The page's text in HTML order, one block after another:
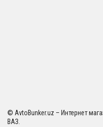
© AvtoBunker.uz – Интернет
ВАЗ.